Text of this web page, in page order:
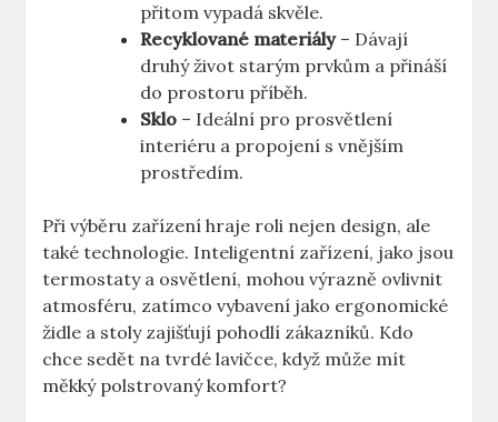
přitom vypadá skvěle.
Recyklované materiály– Dávají
druhý život starým prvkům a přináší
do prostoru příběh.
Sklo – Ideální pro prosvětlení
interiéru a propojení s vnějším
prostředím.
Při výběru zařízení hraje roli nejen design, ale
také technologie. Inteligentní zařízení, jako jsou
termostaty a osvětlení, mohou výrazně ovlivnit
atmosféru, zatímco vybavení jako ergonomické
židle a stoly zajišťují pohodlí zákazníků. Kdo
chce sedět na tvrdé lavičce, když může mít
měkký polstrovaný komfort?